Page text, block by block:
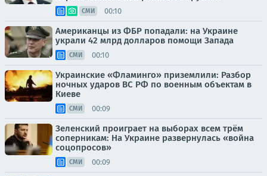
СМИ 00:10
Американцы из ФБР попадали: на Украине
украли 42 млрд долларов помощи Запада
СМИ 00:10
Украинские «Фламинго» приземлили: Разбор
ночных ударов ВС РФ по военным объектам в
Киеве
СМИ 00:09
Зеленский проиграет на выборах всем трём
соперникам: На Украине развернулась «война
соцопросов»
СМИ 00:09